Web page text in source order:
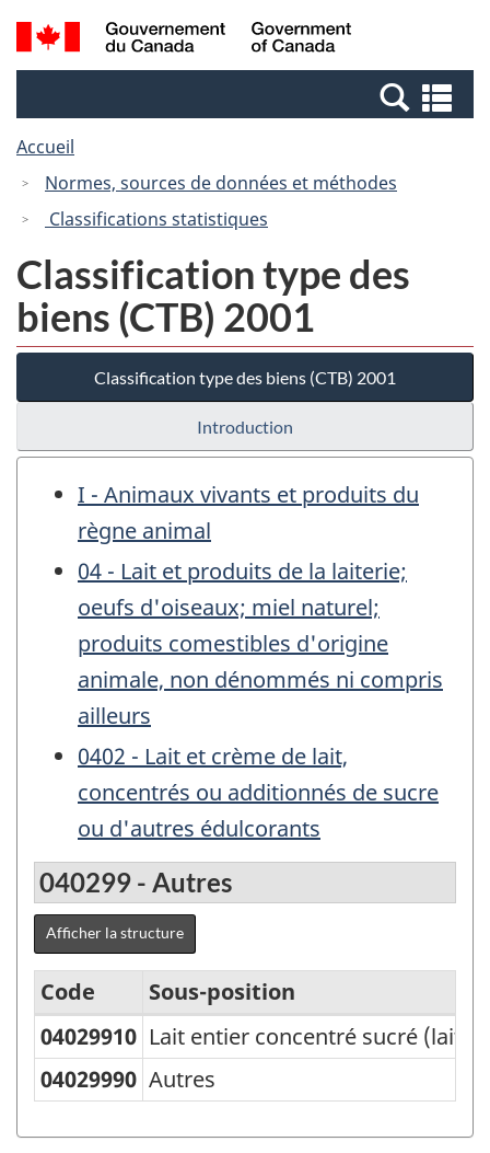
Passer
au
Passer
à
Canada
Recherche
et
et
Accueil
Normes, sources de données et méthodes
Classifications statistiques
Classification type des
biens (CTB) 2001
Classification type des biens (CTB) 2001
Introduction
I - Animaux vivants et produits du
règne animal
04 - Lait et produits de la laiterie;
oeufs d'oiseaux; miel naturel;
produits comestibles d'origine
animale, non dénommés ni compris
ailleurs
0402 - Lait et crème de lait,
concentrés ou additionnés de sucre
ou d'autres édulcorants
040299 - Autres
Afficher la structure
Classification
type
Code
Sous-position
04029910 Lait entier concentré sucré (lait
04029990 Autres